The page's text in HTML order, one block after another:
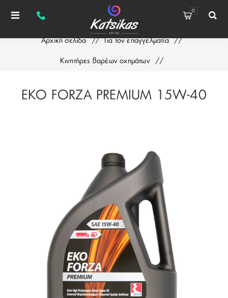
0
Αρχική σελίδα / Για τον επαγγελματία /
Κινητήρες βαρέων οχημάτων /
EKO FORZA PREMIUM 15W-40